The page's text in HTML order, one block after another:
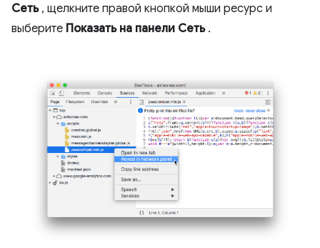
Сеть, щелкните правой кнопкой мыши ресурс и
выберите Показать на панели Сеть.